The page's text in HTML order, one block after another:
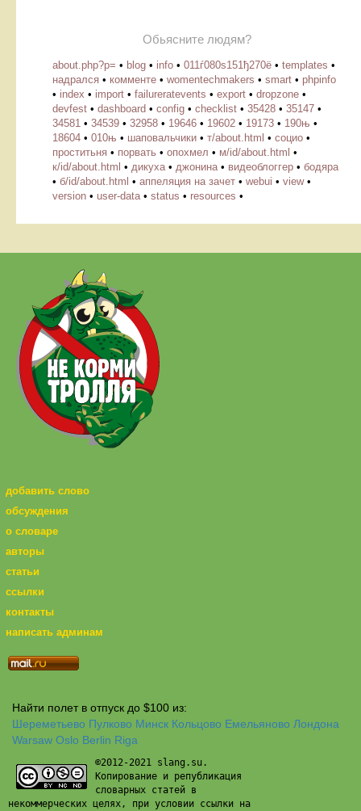
Обьясните людям?
about.php?p= • blog • info • 011ѓ080ѕ151ђ270ё • templates •
надрался • комменте • womentechmakers • smart • phpinfo
• index • import • failureratevents • export • dropzone •
devfest • dashboard • config • checklist • 35428 • 35147 •
34581 • 34539 • 32958 • 19646 • 19602 • 19173 • 190њ •
18604 • 010њ • шаповальчики • т/about.html • социо •
проститьня • порвать • опохмел • м/id/about.html •
к/id/about.html • дикуха • джонина • видеоблоггер • бодяра
• б/id/about.html • аппеляция на зачет • webui • view•
version • user-data • status • resources •
добавить слово
обсуждения
о словаре
авторы
статьи
ссылки
контакты
написать админам
Найти полет в отпуск до $100 из:
Шереметьево Пулково Минск Кольцово Емельяново Лондона
Warsaw Oslo Berlin Riga
©2012-2021 slang.su.
Копирование и републикация
словарных статей в
некоммерческих целях, при условии ссылки на